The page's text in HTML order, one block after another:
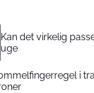
Kan det virkelig
uge
i